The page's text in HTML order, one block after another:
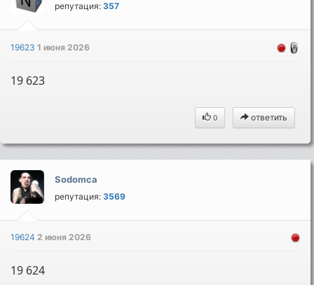
репутация:357
196231 июня 2026
19 623
0 ответить
Sodomca
репутация:3569
196242 июня 2026
19 624